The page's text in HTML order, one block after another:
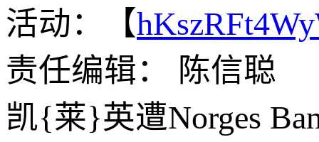
活动：【
责任编辑： 陈信聪
凯{莱}英遭Norges